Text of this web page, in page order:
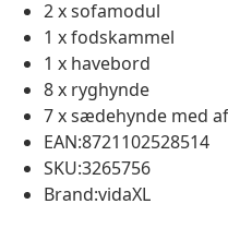
2 x sofamodul
1 x fodskammel
1 x havebord
8 x ryghynde
7 x sædehynde med
EAN:8721102528514
SKU:3265756
Brand:vidaXL